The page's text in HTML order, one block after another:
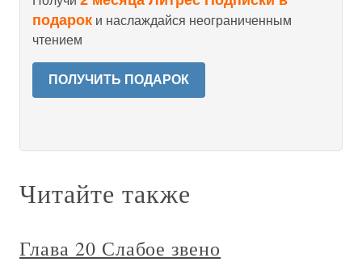
подарок и наслаждайся неограниченным
чтением
ПОЛУЧИТЬ ПОДАРОК
Читайте также
Глава 20 Слабое звено